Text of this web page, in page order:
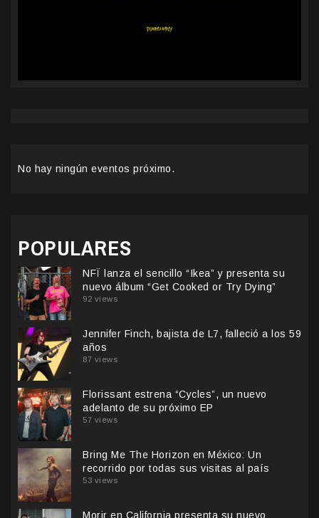
No hay ningún eventos próximo.
POPULARES
NFÏ lanza el sencillo “Ikea” y presenta su
nuevo álbum “Get Cooked or Try Dying”
92 views
Jennifer Finch, bajista de L7, falleció a los 59
años
87 views
Florissant estrena “Cycles”, un nuevo
adelanto de su próximo EP
57 views
Bring Me The Horizon en México: Un
recorrido por todas sus visitas al país
53 views
Morir en California presenta su nuevo